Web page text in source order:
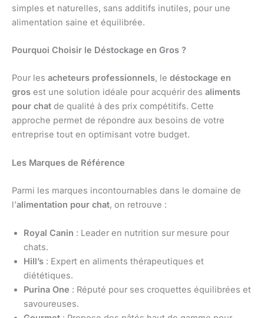
simples et naturelles, sans additifs inutiles, pour une
alimentation saine et équilibrée.
Pourquoi Choisir le Déstockage en Gros ?
Pour les acheteurs professionnels, le déstockage en
gros est une solution idéale pour acquérir des aliments
pour chat de qualité à des prix compétitifs. Cette
approche permet de répondre aux besoins de votre
entreprise tout en optimisant votre budget.
Les Marques de Référence
Parmi les marques incontournables dans le domaine de
l’alimentation pour chat, on retrouve :
Royal Canin : Leader en nutrition sur mesure pour
chats.
Hill’s : Expert en aliments thérapeutiques et
diététiques.
Purina One : Réputé pour ses croquettes équilibrées et
savoureuses.